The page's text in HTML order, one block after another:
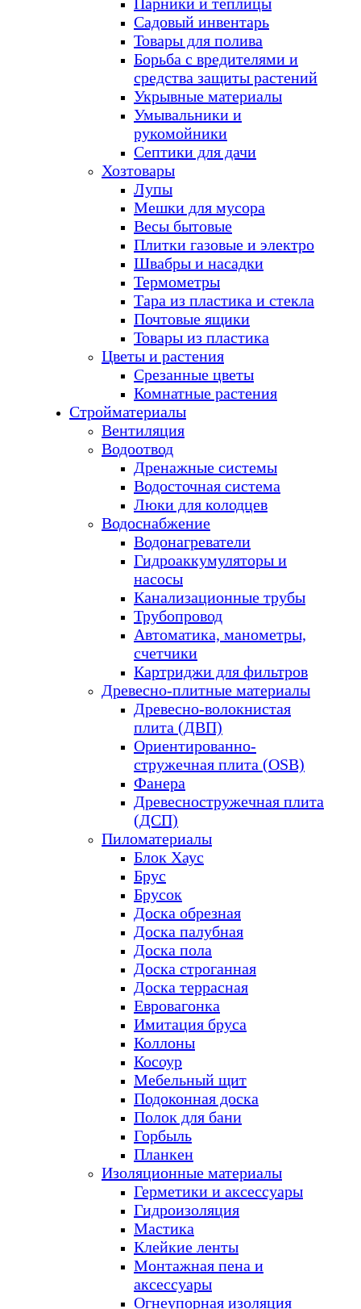
Садовый инвентарь
Товары для полива
Борьба с вредителями и
средства защиты растений
Укрывные материалы
Умывальники и
рукомойники
Септики для дачи
Хозтовары
Лупы
Мешки для мусора
Весы бытовые
Плитки газовые и электро
Швабры и насадки
Термометры
Тара из пластика и стекла
Почтовые ящики
Товары из пластика
Цветы и растения
Срезанные цветы
Комнатные растения
Стройматериалы
Вентиляция
Водоотвод
Дренажные системы
Водосточная система
Люки для колодцев
Водоснабжение
Водонагреватели
Гидроаккумуляторы и
насосы
Канализационные трубы
Трубопровод
Автоматика, манометры,
счетчики
Картриджи для фильтров
Древесно-плитные материалы
Древесно-волокнистая
плита (ДВП)
Ориентированно-
стружечная плита (OSB)
Фанера
Древесностружечная плита
(ДСП)
Пиломатериалы
Блок Хаус
Брус
Брусок
Доска обрезная
Доска палубная
Доска пола
Доска строганная
Доска террасная
Евровагонка
Имитация бруса
Коллоны
Косоур
Мебельный щит
Подоконная доска
Полок для бани
Горбыль
Планкен
Изоляционные материалы
Герметики и аксессуары
Гидроизоляция
Мастика
Клейкие ленты
Монтажная пена и
аксессуары
Огнеупорная изоляция